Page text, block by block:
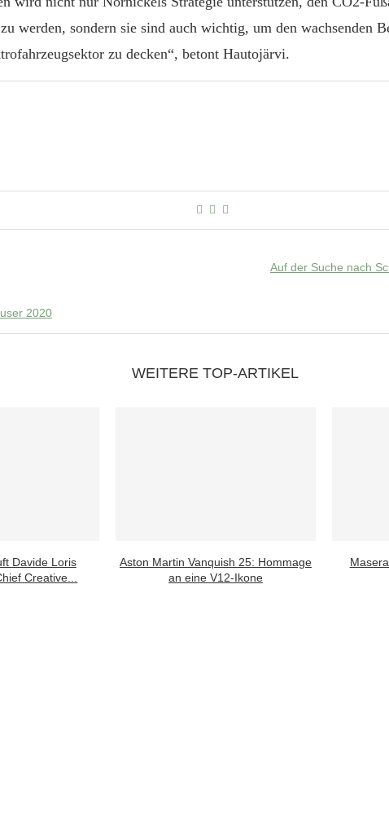
werden, sondern sie sind auch wichtig, um den wachsenden
zu decken“, betont Hautojärvi.
2020
Auf der Suche nach
WEITERE TOP-ARTIKEL
Davide Loris
Creative...
Aston Martin Vanquish 25: Hommage
an eine V12-Ikone